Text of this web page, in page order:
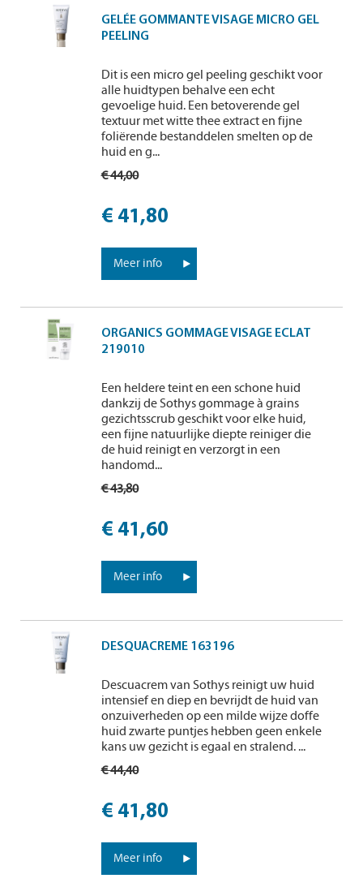
GELÉE GOMMANTE VISAGE MICRO GEL
PEELING
Dit is een micro gel peeling geschikt voor
alle huidtypen behalve een echt
gevoelige huid. Een betoverende gel
textuur met witte thee extract en fijne
foliërende bestanddelen smelten op de
huid en g...
€ 44,00
€ 41,80
Meer info
ORGANICS GOMMAGE VISAGE ECLAT
219010
Een heldere teint en een schone huid
dankzij de Sothys gommage à grains
gezichtsscrub geschikt voor elke huid,
een fijne natuurlijke diepte reiniger die
de huid reinigt en verzorgt in een
handomd...
€ 43,80
€ 41,60
Meer info
DESQUACREME 163196
Descuacrem van Sothys reinigt uw huid
intensief en diep en bevrijdt de huid van
onzuiverheden op een milde wijze doffe
huid zwarte puntjes hebben geen enkele
kans uw gezicht is egaal en stralend. ...
€ 44,40
€ 41,80
Meer info